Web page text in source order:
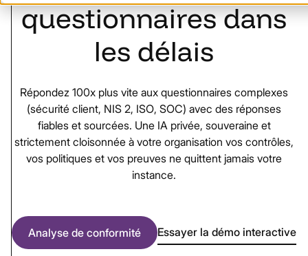
questionnaires dans
les délais
Répondez 100x plus vite aux questionnaires complexes
(sécurité client, NIS 2, ISO, SOC) avec des réponses
fiables et sourcées. Une IA privée, souveraine et
strictement cloisonnée à votre organisation vos contrôles,
vos politiques et vos preuves ne quittent jamais votre
instance.
Analyse de conformité Essayer la démo interactive